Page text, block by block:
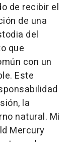
de recibir el
de una
del
que
con un
Este
la
natural. Mi
Mercury